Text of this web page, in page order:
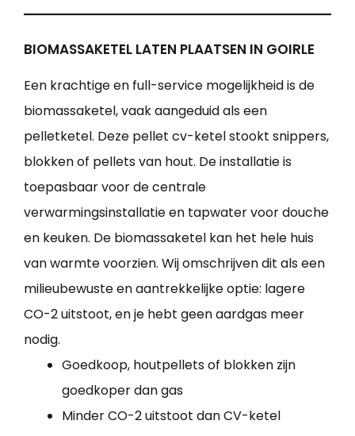
BIOMASSAKETEL LATEN PLAATSEN IN GOIRLE
Een krachtige en full-service mogelijkheid is de
biomassaketel, vaak aangeduid als een
pelletketel. Deze pellet cv-ketel stookt snippers,
blokken of pellets van hout. De installatie is
toepasbaar voor de centrale
verwarmingsinstallatie en tapwater voor douche
en keuken. De biomassaketel kan het hele huis
van warmte voorzien. Wij omschrijven dit als een
milieubewuste en aantrekkelijke optie: lagere
CO-2 uitstoot, en je hebt geen aardgas meer
nodig.
Goedkoop, houtpellets of blokken zijn
goedkoper dan gas
Minder CO-2 uitstoot dan CV-ketel